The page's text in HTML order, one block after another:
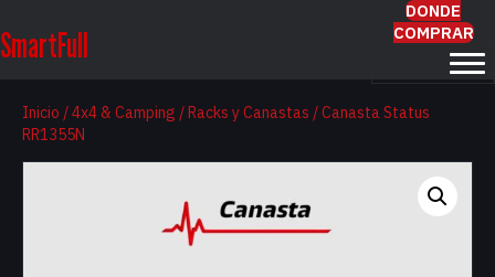
SmartFull
DONDE
COMPRAR
Inicio /4x4 & Camping /Racks y Canastas / Canasta Status
RR1355N